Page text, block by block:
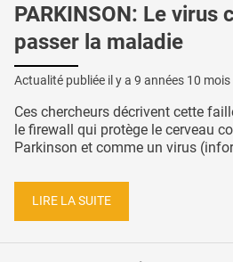
PARKINSON: Le virus
passer la maladie
Actualité publiée il y a 9 années 10 mois
Ces chercheurs décrivent cette
le firewall qui protège le cerveau
Parkinson et comme un virus
LIRE LA SUITE